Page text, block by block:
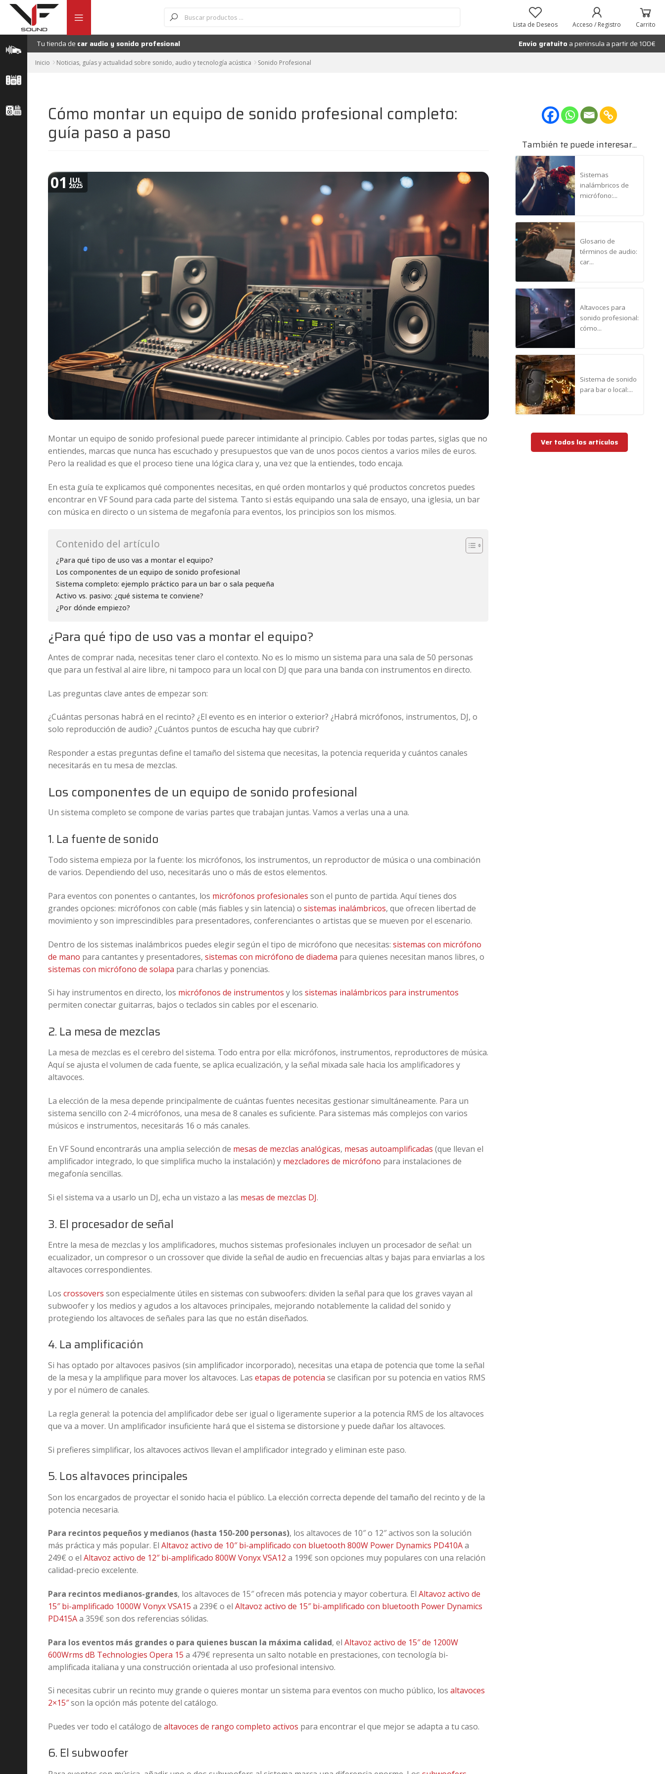
Ir
navegación
Ir
contenido
de
productos Lista de Deseos Acceso / Registro Carrito
Tu tienda de car audio y sonido profesional Envío gratuito a peninsula a partir de 100€
Inicio Noticias, guías y actualidad sobre sonido, audio y tecnología acústica Sonido Profesional
Cómo montar un equipo de sonido profesional completo:
guía paso a paso
01 JUL
2025
Montar un equipo de sonido profesional puede parecer intimidante al principio. Cables por todas partes, siglas que no
entiendes, marcas que nunca has escuchado y presupuestos que van de unos pocos cientos a varios miles de euros.
Pero la realidad es que el proceso tiene una lógica clara y, una vez que la entiendes, todo encaja.
En esta guía te explicamos qué componentes necesitas, en qué orden montarlos y qué productos concretos puedes
encontrar en VF Sound para cada parte del sistema. Tanto si estás equipando una sala de ensayo, una iglesia, un bar
con música en directo o un sistema de megafonía para eventos, los principios son los mismos.
Contenido del artículo
¿Para qué tipo de uso vas a montar el equipo?
Los componentes de un equipo de sonido profesional
Sistema completo: ejemplo práctico para un bar o sala pequeña
Activo vs. pasivo: ¿qué sistema te conviene?
¿Por dónde empiezo?
¿Para qué tipo de uso vas a montar el equipo?
Antes de comprar nada, necesitas tener claro el contexto. No es lo mismo un sistema para una sala de 50 personas
que para un festival al aire libre, ni tampoco para un local con DJ que para una banda con instrumentos en directo.
Las preguntas clave antes de empezar son:
¿Cuántas personas habrá en el recinto? ¿El evento es en interior o exterior? ¿Habrá micrófonos, instrumentos, DJ, o
solo reproducción de audio? ¿Cuántos puntos de escucha hay que cubrir?
Responder a estas preguntas define el tamaño del sistema que necesitas, la potencia requerida y cuántos canales
necesitarás en tu mesa de mezclas.
Los componentes de un equipo de sonido profesional
Un sistema completo se compone de varias partes que trabajan juntas. Vamos a verlas una a una.
1. La fuente de sonido
Todo sistema empieza por la fuente: los micrófonos, los instrumentos, un reproductor de música o una combinación
de varios. Dependiendo del uso, necesitarás uno o más de estos elementos.
Para eventos con ponentes o cantantes, los micrófonos profesionales son el punto de partida. Aquí tienes dos
grandes opciones: micrófonos con cable (más fiables y sin latencia) o sistemas inalámbricos, que ofrecen libertad de
movimiento y son imprescindibles para presentadores, conferenciantes o artistas que se mueven por el escenario.
Dentro de los sistemas inalámbricos puedes elegir según el tipo de micrófono que necesitas: sistemas con micrófono
de mano para cantantes y presentadores, sistemas con micrófono de diadema para quienes necesitan manos libres, o
sistemas con micrófono de solapa para charlas y ponencias.
Si hay instrumentos en directo, los micrófonos de instrumentos y los sistemas inalámbricos para instrumentos
permiten conectar guitarras, bajos o teclados sin cables por el escenario.
2. La mesa de mezclas
La mesa de mezclas es el cerebro del sistema. Todo entra por ella: micrófonos, instrumentos, reproductores de música.
Aquí se ajusta el volumen de cada fuente, se aplica ecualización, y la señal mixada sale hacia los amplificadores y
altavoces.
La elección de la mesa depende principalmente de cuántas fuentes necesitas gestionar simultáneamente. Para un
sistema sencillo con 2-4 micrófonos, una mesa de 8 canales es suficiente. Para sistemas más complejos con varios
músicos e instrumentos, necesitarás 16 o más canales.
En VF Sound encontrarás una amplia selección de mesas de mezclas analógicas, mesas autoamplificadas (que llevan el
amplificador integrado, lo que simplifica mucho la instalación) y mezcladores de micrófono para instalaciones de
megafonía sencillas.
Si el sistema va a usarlo un DJ, echa un vistazo a las mesas de mezclas DJ.
3. El procesador de señal
Entre la mesa de mezclas y los amplificadores, muchos sistemas profesionales incluyen un procesador de señal: un
ecualizador, un compresor o un crossover que divide la señal de audio en frecuencias altas y bajas para enviarlas a los
altavoces correspondientes.
Los crossovers son especialmente útiles en sistemas con subwoofers: dividen la señal para que los graves vayan al
subwoofer y los medios y agudos a los altavoces principales, mejorando notablemente la calidad del sonido y
protegiendo los altavoces de señales para las que no están diseñados.
4. La amplificación
Si has optado por altavoces pasivos (sin amplificador incorporado), necesitas una etapa de potencia que tome la señal
de la mesa y la amplifique para mover los altavoces. Las etapas de potencia se clasifican por su potencia en vatios RMS
y por el número de canales.
La regla general: la potencia del amplificador debe ser igual o ligeramente superior a la potencia RMS de los altavoces
que va a mover. Un amplificador insuficiente hará que el sistema se distorsione y puede dañar los altavoces.
Si prefieres simplificar, los altavoces activos llevan el amplificador integrado y eliminan este paso.
5. Los altavoces principales
Son los encargados de proyectar el sonido hacia el público. La elección correcta depende del tamaño del recinto y de la
potencia necesaria.
Para recintos pequeños y medianos (hasta 150-200 personas), los altavoces de 10″ o 12″ activos son la solución
más práctica y más popular. El Altavoz activo de 10″ bi-amplificado con bluetooth 800W Power Dynamics PD410Aa
249€ o el Altavoz activo de 12″ bi-amplificado 800W Vonyx VSA12 a 199€ son opciones muy populares con una relación
calidad-precio excelente.
Para recintos medianos-grandes, los altavoces de 15″ ofrecen más potencia y mayor cobertura. El Altavoz activo de
15″ bi-amplificado 1000W Vonyx VSA15 a 239€ o el Altavoz activo de 15″ bi-amplificado con bluetooth Power Dynamics
PD415Aa 359€ son dos referencias sólidas.
Para los eventos más grandes o para quienes buscan la máxima calidad, el Altavoz activo de 15″ de 1200W
600Wrms dB Technologies Opera 15 a 479€ representa un salto notable en prestaciones, con tecnología bi-
amplificada italiana y una construcción orientada al uso profesional intensivo.
Si necesitas cubrir un recinto muy grande o quieres montar un sistema para eventos con mucho público, los altavoces
2×15″son la opción más potente del catálogo.
Puedes ver todo el catálogo de altavoces de rango completo activos para encontrar el que mejor se adapta a tu caso.
6. El subwoofer
También te puede interesar...
Sistemas
inalámbricos de
micrófono:...
Glosario de
términos de audio:
car...
Altavoces para
sonido profesional:
cómo...
Sistema de sonido
para bar o local:...
Ver todos los artículos